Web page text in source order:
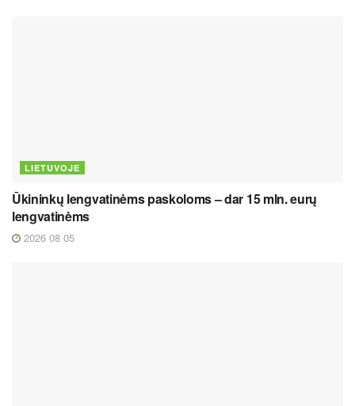
LIETUVOJE
Ūkininkų lengvatinėms paskoloms – dar 15 mln. eurų
lengvatinėms
2026 08 05